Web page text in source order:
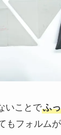
いことでふ
もフォルムが